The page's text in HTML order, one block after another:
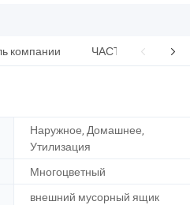
компании ЧАСТО
Наружное, Домашнее,
Утилизация
Многоцветный
внешний мусорный ящик